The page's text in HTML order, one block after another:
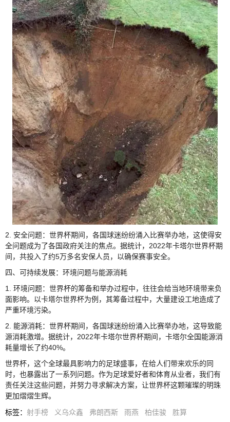
2. 安全问题：世界杯期间，各国球迷纷纷涌入比赛举办地，这使得安
全问题成为了各国政府关注的焦点。据统计，2022年卡塔尔世界杯期
间，共投入了约5万多名安保人员，以确保赛事安全。
四、可持续发展：环境问题与能源消耗
1. 环境问题：世界杯的筹备和举办过程中，往往会给当地环境带来负
面影响。以卡塔尔世界杯为例，其筹备过程中，大量建设工地造成了
严重环境污染。
2. 能源消耗：世界杯期间，各国球迷纷纷涌入比赛举办地，这导致能
源消耗激增。据统计，2022年卡塔尔世界杯期间，卡塔尔全国能源消
耗量增长了约40%。
世界杯，这个全球最具影响力的足球盛事，在给人们带来欢乐的同
时，也暴露出了一系列问题。作为足球爱好者和体育从业者，我们有
责任关注这些问题，并努力寻求解决方案，让世界杯这颗璀璨的明珠
更加熠熠生辉。
标签： 射手榜 义乌众鑫 弗朗西斯 雨燕 柏佳骏 胜算